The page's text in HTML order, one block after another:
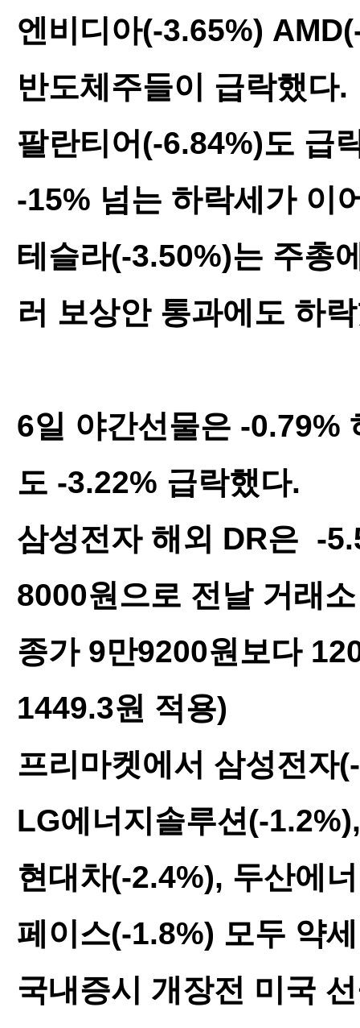
엔비디아(-3.65%)
반도체주들이 급락했다.
팔란티어(-6.84%)도 급
-15% 넘는 하락세가 이
테슬라(-3.50%)는 주총
러 보상안 통과에도 하
6일 야간선물은 -0.79%
도 -3.22% 급락했다.
삼성전자 해외 DR은 -
8000원으로 전날 거래
종가 9만9200원보다
1449.3원 적용)
프리마켓에서 삼성전자
LG에너지솔루션(-
현대차(-2.4%), 두산에
페이스(-1.8%) 모두 약
국내증시 개장전 미국